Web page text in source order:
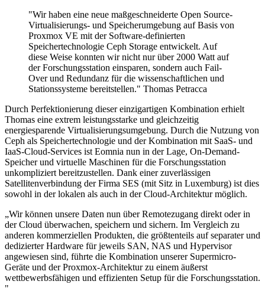
"Wir haben eine neue maßgeschneiderte Open Source-
Virtualisierungs- und Speicherumgebung auf Basis von
Proxmox VE mit der Software-definierten
Speichertechnologie Ceph Storage entwickelt. Auf
diese Weise konnten wir nicht nur über 2000 Watt auf
der Forschungsstation einsparen, sondern auch Fail-
Over und Redundanz für die wissenschaftlichen und
Stationssysteme bereitstellen." Thomas Petracca
Durch Perfektionierung dieser einzigartigen Kombination erhielt
Thomas eine extrem leistungsstarke und gleichzeitig
energiesparende Virtualisierungsumgebung. Durch die Nutzung von
Ceph als Speichertechnologie und der Kombination mit SaaS- und
IaaS-Cloud-Services ist Eomnia nun in der Lage, On-Demand-
Speicher und virtuelle Maschinen für die Forschungsstation
unkompliziert bereitzustellen. Dank einer zuverlässigen
Satellitenverbindung der Firma SES (mit Sitz in Luxemburg) ist dies
sowohl in der lokalen als auch in der Cloud-Architektur möglich.
„Wir können unsere Daten nun über Remotezugang direkt oder in
der Cloud überwachen, speichern und sichern. Im Vergleich zu
anderen kommerziellen Produkten, die größtenteils auf separater und
dedizierter Hardware für jeweils SAN, NAS und Hypervisor
angewiesen sind, führte die Kombination unserer Supermicro-
Geräte und der Proxmox-Architektur zu einem äußerst
wettbewerbsfähigen und effizienten Setup für die Forschungsstation.
"